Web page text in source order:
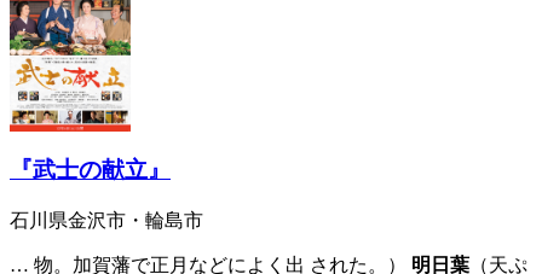
『武士の献立』
石川県金沢市・輪島市
… 物。加賀藩で正月などによく出 された。） 明日葉 （天ぷ